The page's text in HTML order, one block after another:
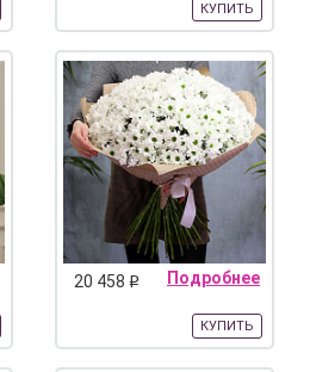
КУПИТЬ
20 458 q Подробнее
КУПИТЬ